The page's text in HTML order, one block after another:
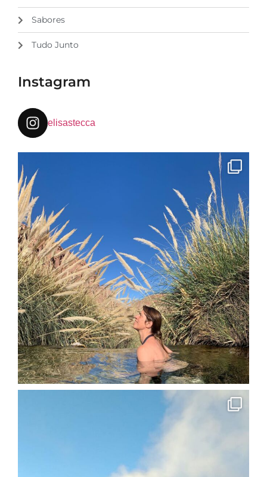
Sabores
Tudo Junto
Instagram
elisastecca